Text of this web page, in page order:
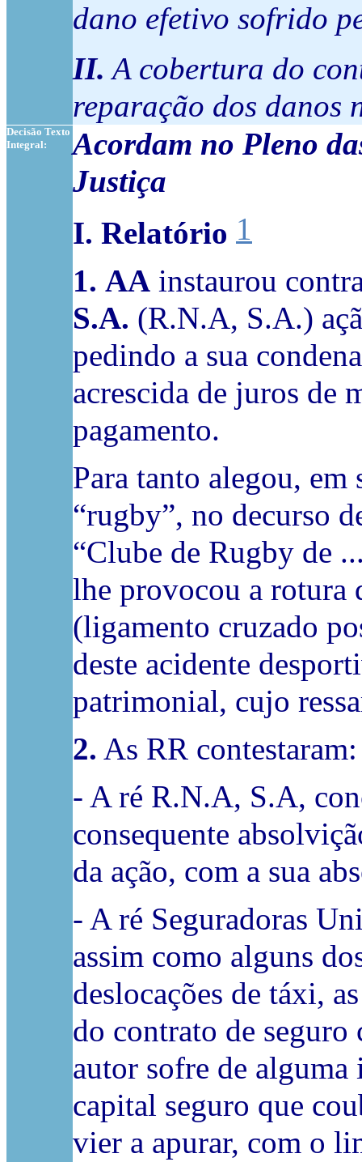
dano efetivo sofrido
II. A cobertura do
reparação dos danos
Decisão Texto
Integral:
Acordam no Pleno
Justiça
I. Relatório 1
1. AA instaurou
S.A. (R.N.A, S.A.)
pedindo a sua
acrescida de juros de
pagamento.
Para tanto alegou,
“rugby”, no decurso
“Clube de Rugby de
lhe provocou a rotura
(ligamento cruzado
deste acidente
patrimonial, cujo
2. As RR contestaram:
- A ré R.N.A, S.A,
consequente
da ação, com a sua
- A ré Seguradoras
assim como alguns
deslocações de táxi,
do contrato de seguro
autor sofre de alguma
capital seguro que
vier a apurar, com o